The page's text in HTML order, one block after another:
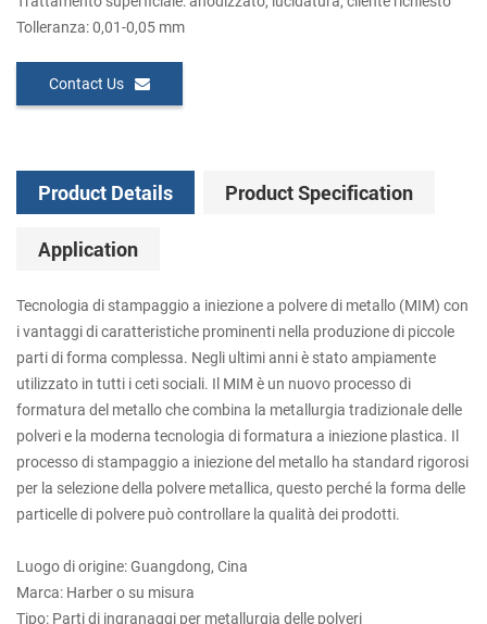
Tolleranza: 0,01-0,05 mm
Contact Us
Product Details Product Specification
Application
Tecnologia di stampaggio a iniezione a polvere di metallo (MIM) con
i vantaggi di caratteristiche prominenti nella produzione di piccole
parti di forma complessa. Negli ultimi anni è stato ampiamente
utilizzato in tutti i ceti sociali. Il MIM è un nuovo processo di
formatura del metallo che combina la metallurgia tradizionale delle
polveri e la moderna tecnologia di formatura a iniezione plastica. Il
processo di stampaggio a iniezione del metallo ha standard rigorosi
per la selezione della polvere metallica, questo perché la forma delle
particelle di polvere può controllare la qualità dei prodotti.
Luogo di origine: Guangdong, Cina
Marca: Harber o su misura
Tipo: Parti di ingranaggi per metallurgia delle polveri